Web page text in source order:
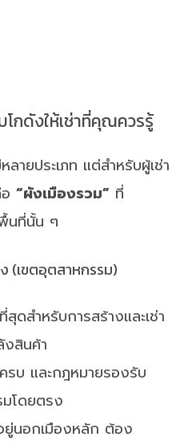
โกดังให้เช่าที่คุณควรรู้
ายประเภท แต่สำหรับผู้เช่า
“ผังเมืองรวม” ที่
นที่นั้น ๆ
(เขตอุตสาหกรรม)
สุดสำหรับการสร้างและเช่า
สินค้า
รบ และกฎหมายรองรับ
โดยตรง
ยู่นอกเมืองหลัก ต้อง